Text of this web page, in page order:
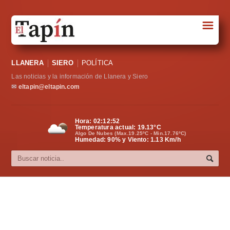
Sociedad
Política
Cultura
☰
LLANERA SIERO POLÍTICA
Las noticias y la información de Llanera y Siero
✉ eltapin@eltapin.com
Hora: 02:12:53
Temperatura actual: 19.13°C
Algo De Nubes (Max.19.25ºC - Min.17.76ºC)
Humedad: 90% y Viento: 1.13 Km/h